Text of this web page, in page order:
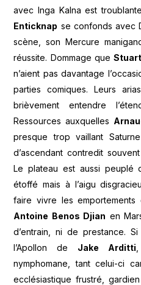
avec Inga Kalna est
Enticknap se confonds avec
scène, son Mercure
réussite. Dommage que
n’aient pas davantage
parties comiques. Leurs
brièvement entendre
Ressources auxquelles
presque trop vaillant
d’ascendant contredit
Le plateau est aussi peuplé
étoffé mais à l’aigu
faire vivre les emportements
Antoine Benos Djian en
d’entrain, ni de prestance.
l’Apollon de Jake Arditti
nymphomane, tant celui-ci
ecclésiastique frustré,